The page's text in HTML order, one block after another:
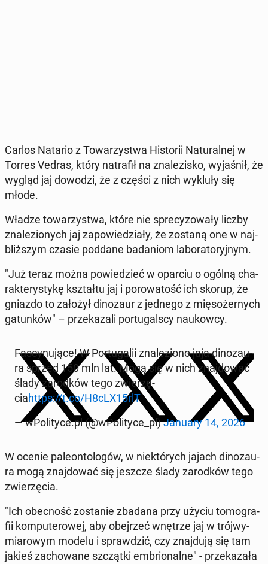
Carlos Natario z To­wa­rzy­stwa Hi­sto­rii Na­tu­ral­nej w
Torres Vedras, który na­tra­fił na zna­le­zi­sko, wy­ja­śnił, że
wygląd jaj dowodzi, że z części z nich wykluły się
młode.
Władze to­wa­rzy­stwa, które nie spre­cy­zo­wa­ły liczby
zna­le­zio­nych jaj za­po­wie­dzia­ły, że zostaną one w naj­
bliż­szym czasie poddane ba­da­niom la­bo­ra­to­ryj­nym.
"Już teraz można po­wie­dzieć w oparciu o ogólną cha­
rak­te­ry­sty­kę kształ­tu jaj i po­ro­wa­tość ich skorup, że
gniazdo to założył di­no­zaur z jednego z mię­so­żer­nych
ga­tun­ków" – prze­ka­za­li por­tu­gal­scy na­ukow­cy.
Fa­scy­nu­ją­ce! W Por­tu­ga­lii zna­le­zio­no jaja di­no­zau­
ra sprzed 150 mln lat. Mogą się w nich znaj­do­wać
ślady za­rod­ków tego zwie­rzę­
ciahttps://t.co/H8cLX15rlT
— wPo­li­ty­ce.pl (@wPo­li­ty­ce_pl)January 14, 2026
W ocenie pa­le­on­to­lo­gów, w nie­któ­rych jajach di­no­zau­
ra mogą znaj­do­wać się jeszcze ślady za­rod­ków tego
zwie­rzę­cia.
"Ich obec­ność zo­sta­nie zbadana przy użyciu to­mo­gra­
fii kom­pu­te­ro­wej, aby obej­rzeć wnętrze jaj w trój­wy­
mia­ro­wym modelu i spraw­dzić, czy znaj­du­ją się tam
jakieś za­cho­wa­ne szcząt­ki em­brio­nal­ne" - prze­ka­za­ła